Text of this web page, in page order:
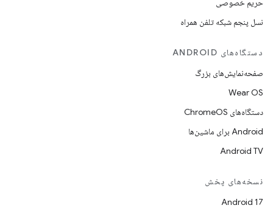
حریم خصوصی
نسل پنجم شبکه تلفن همراه
دستگاه‌های ANDROID
صفحه‌نمایش‌های بزرگ
Wear OS
دستگاه‌های ChromeOS
Android برای ماشین‌ها
Android TV
نسخه‌های پخش
Android 17